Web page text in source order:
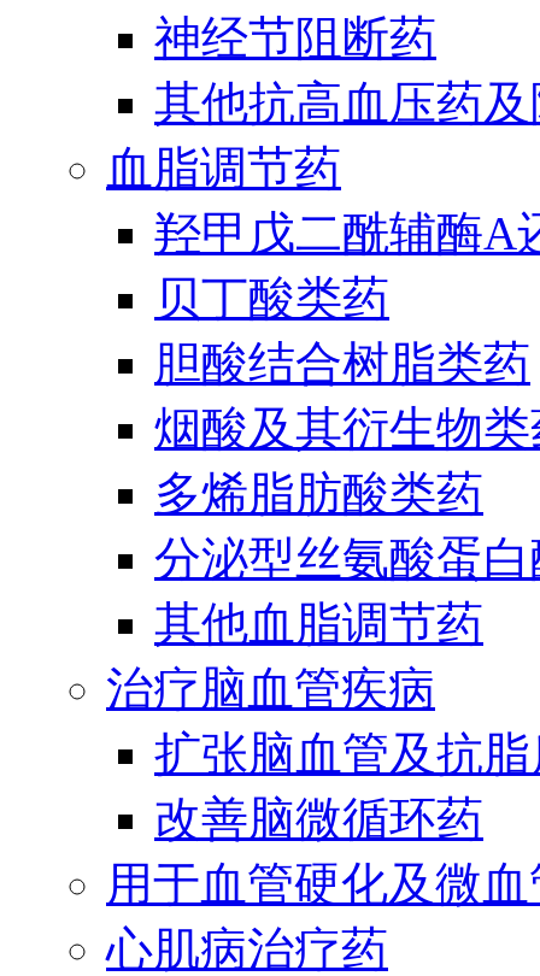
神经节阻断药
其他抗高血压药
血脂调节药
羟甲戊二酰辅酶A
贝丁酸类药
胆酸结合树脂类药
烟酸及其衍生物
多烯脂肪酸类药
分泌型丝氨酸蛋
其他血脂调节药
治疗脑血管疾病
扩张脑血管及抗
改善脑微循环药
用于血管硬化及微
心肌病治疗药